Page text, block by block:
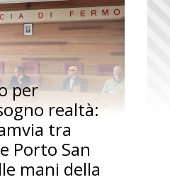
per
realtà:
tra
Porto San
mani della